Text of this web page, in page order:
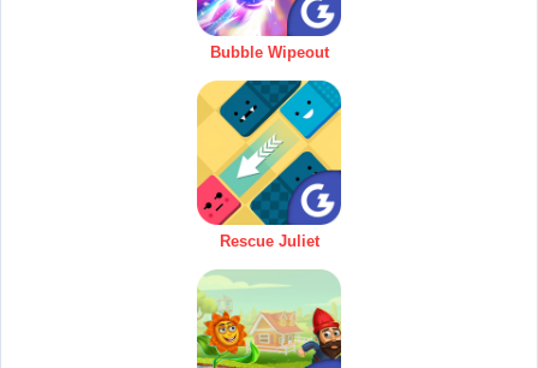
Bubble Wipeout
Rescue Juliet